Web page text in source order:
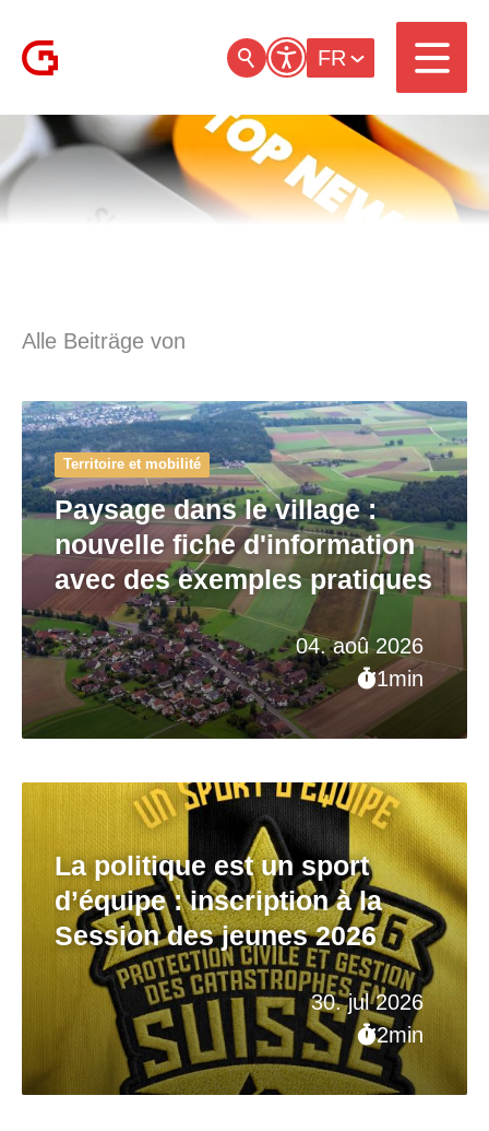
FR
Alle Beiträge von
04. aoû 2026
1min
Territoire et mobilité
Paysage dans le village :
nouvelle fiche d'information
avec des exemples pratiques
30. jul 2026
2min
La politique est un sport
d’équipe : inscription à la
Session des jeunes 2026